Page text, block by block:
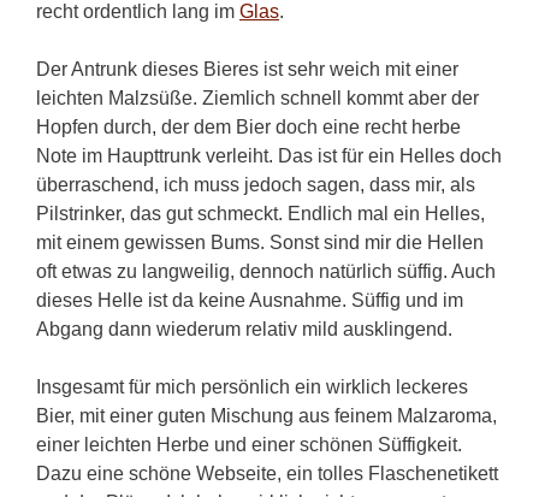
recht ordentlich lang im Glas.
Der Antrunk dieses Bieres ist sehr weich mit einer
leichten Malzsüße. Ziemlich schnell kommt aber der
Hopfen durch, der dem Bier doch eine recht herbe
Note im Haupttrunk verleiht. Das ist für ein Helles doch
überraschend, ich muss jedoch sagen, dass mir, als
Pilstrinker, das gut schmeckt. Endlich mal ein Helles,
mit einem gewissen Bums. Sonst sind mir die Hellen
oft etwas zu langweilig, dennoch natürlich süffig. Auch
dieses Helle ist da keine Ausnahme. Süffig und im
Abgang dann wiederum relativ mild ausklingend.
Insgesamt für mich persönlich ein wirklich leckeres
Bier, mit einer guten Mischung aus feinem Malzaroma,
einer leichten Herbe und einer schönen Süffigkeit.
Dazu eine schöne Webseite, ein tolles Flaschenetikett